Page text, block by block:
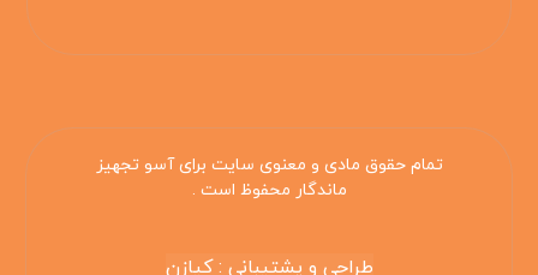
تمام حقوق مادی و معنوی سایت برای آسو تجهیز
ماندگار محفوظ است .
طراحی و پشتیبانی : کیازن